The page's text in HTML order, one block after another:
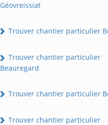
Géovreissiat
Trouver chantier particulier
Trouver chantier particulier
Beauregard
Trouver chantier particulier
Trouver chantier particulier